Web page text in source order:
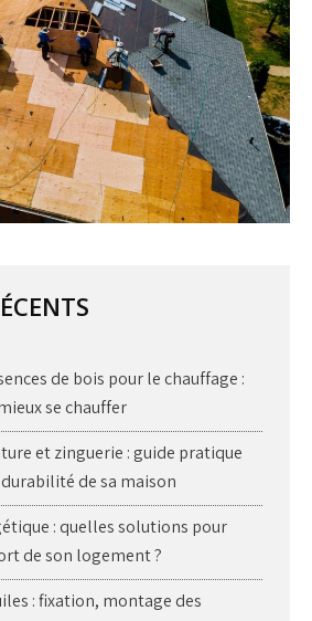
de bois pour le chauffage :
se chauffer
et zinguerie : guide pratique
de sa maison
: quelles solutions pour
de son logement ?
: fixation, montage des